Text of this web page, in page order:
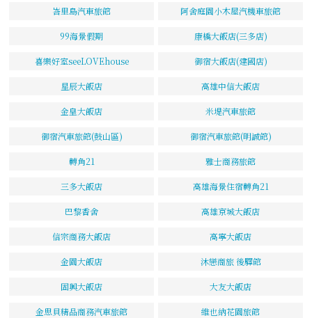
峇里島汽車旅館 阿舍庭園小木屋汽機車旅館
99海景假期 康橋大飯店(三多店)
喜樂好室seeLOVEhouse 御宿大飯店(建國店)
星辰大飯店 高雄中信大飯店
金皇大飯店 米堤汽車旅館
御宿汽車旅館(鼓山區) 御宿汽車旅館(明誠館)
轉角21 雅士商務旅館
三多大飯店 高雄海景住宿轉角21
巴黎香舍 高雄京城大飯店
信宗商務大飯店 高寧大飯店
金園大飯店 沐戀商旅 後驛館
固興大飯店 大友大飯店
金思貝精品商務汽車旅館 維也納花園旅館